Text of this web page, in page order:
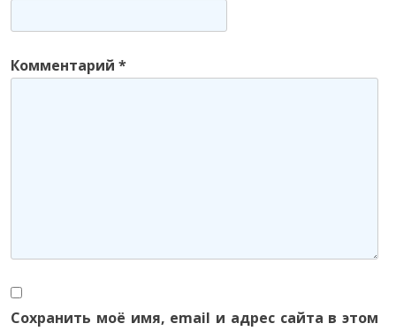
Комментарий *
Сохранить моё имя, email и адрес сайта в этом